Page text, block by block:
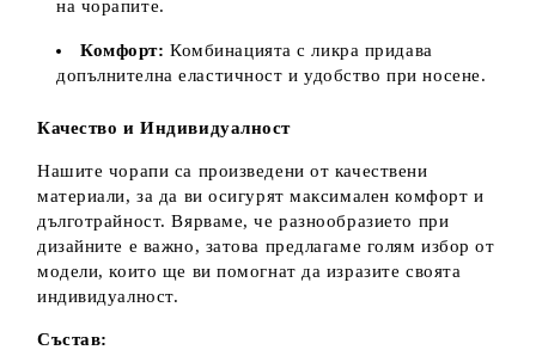
на чорапите.
Комфорт: Комбинацията с ликра придава
допълнителна еластичност и удобство при носене.
Качество и Индивидуалност
Нашите чорапи са произведени от качествени
материали, за да ви осигурят максимален комфорт и
дълготрайност. Вярваме, че разнообразието при
дизайните е важно, затова предлагаме голям избор от
модели, които ще ви помогнат да изразите своята
индивидуалност.
Състав: